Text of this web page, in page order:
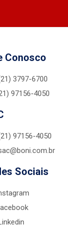
Conosco
3797-6700
97156-4050
97156-4050
Sociais